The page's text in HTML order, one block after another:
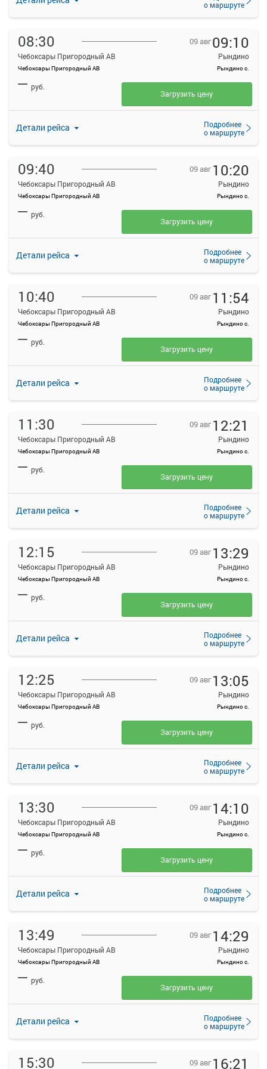
о маршруте
08:30
Чебоксары Пригородный АВ
Чебоксары Пригородный АВ
09 авг09:10
Рындино
Рындино с.
Детали рейса
Подробнее
о маршруте
— руб.
Загрузить цену
09:40
Чебоксары Пригородный АВ
Чебоксары Пригородный АВ
09 авг 10:20
Рындино
Рындино с.
Детали рейса
Подробнее
о маршруте
— руб.
Загрузить цену
10:40
Чебоксары Пригородный АВ
Чебоксары Пригородный АВ
09 авг 11:54
Рындино
Рындино с.
Детали рейса
Подробнее
о маршруте
— руб.
Загрузить цену
11:30
Чебоксары Пригородный АВ
Чебоксары Пригородный АВ
09 авг 12:21
Рындино
Рындино с.
Детали рейса
Подробнее
о маршруте
— руб.
Загрузить цену
12:15
Чебоксары Пригородный АВ
Чебоксары Пригородный АВ
09 авг 13:29
Рындино
Рындино с.
Детали рейса
Подробнее
о маршруте
— руб.
Загрузить цену
12:25
Чебоксары Пригородный АВ
Чебоксары Пригородный АВ
09 авг 13:05
Рындино
Рындино с.
Детали рейса
Подробнее
о маршруте
— руб.
Загрузить цену
13:30
Чебоксары Пригородный АВ
Чебоксары Пригородный АВ
09 авг 14:10
Рындино
Рындино с.
Детали рейса
Подробнее
о маршруте
— руб.
Загрузить цену
13:49
Чебоксары Пригородный АВ
Чебоксары Пригородный АВ
09 авг 14:29
Рындино
Рындино с.
Детали рейса
Подробнее
о маршруте
— руб.
Загрузить цену
15:30 09 авг 16:21